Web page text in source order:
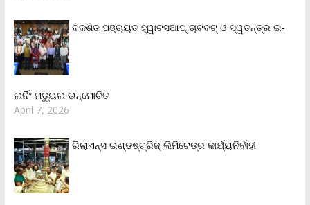
ବିକଶିତ ପଞ୍ଚାୟତ ହ୍ୱାଟସଆପ୍ ଚାଟବଟ୍ ଓ ସ୍ୱତନ୍ତ୍ର ଇ-
ଲର୍ନିଂ ମଡ୍ୟୁଲ ଉନ୍ମୋଚିତ
April 7, 2026
ରିଲାଏନ୍‌ସ ଇଣ୍ଡଷ୍ଟ୍ରିଜ୍ ଲିମିଟେଡ୍‌ର କାର୍ଯ୍ୟନିର୍ବାହୀ